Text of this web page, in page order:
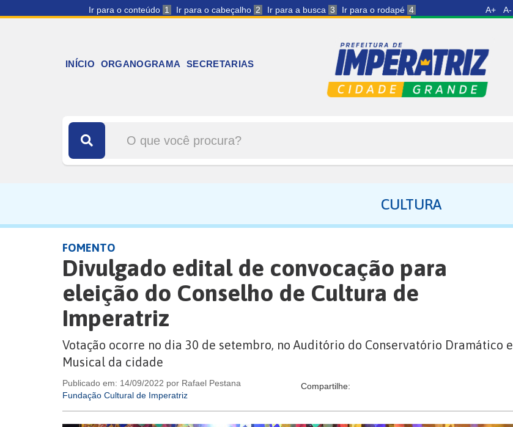
Ir para o conteúdo 1 Ir para o cabeçalho 2 Ir para a busca 3 Ir para o rodapé 4 A+ A-
INÍCIO ORGANOGRAMA SECRETARIAS
CULTURA
FOMENTO
Divulgado edital de convocação para
eleição do Conselho de Cultura de
Imperatriz
Votação ocorre no dia 30 de setembro, no Auditório do Conservatório Dramático e
Musical da cidade
Publicado em: 14/09/2022 por Rafael Pestana
Fundação Cultural de Imperatriz
Compartilhe: